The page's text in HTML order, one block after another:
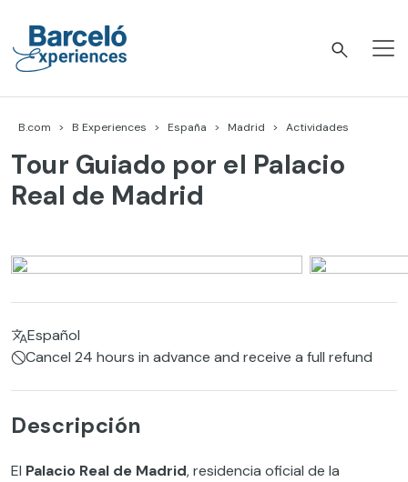
content
B.com B Experiences España Madrid Actividades
Tour Guiado por el Palacio
Real de Madrid
Español
Cancel 24 hours in advance and receive a full refund
Descripción
El Palacio Real de Madrid, residencia oficial de la